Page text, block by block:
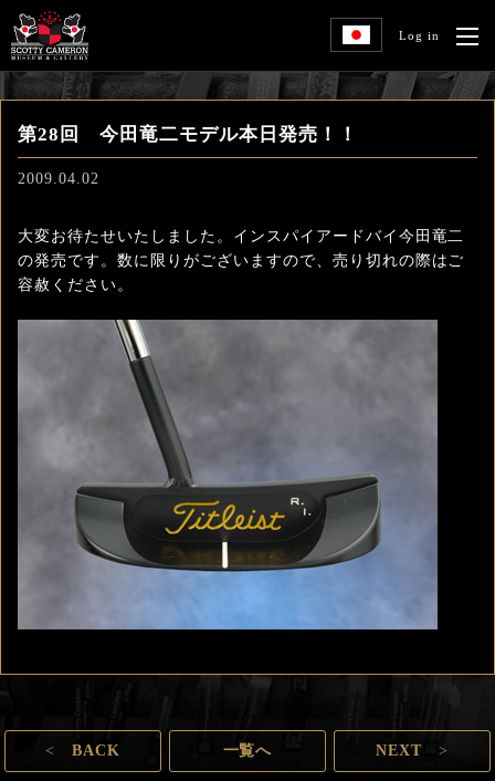
Log in
第28回 今田竜二モデル本日発売！！
2009.04.02
大変お待たせいたしました。インスパイアードバイ今田竜二
の発売です。数に限りがございますので、売り切れの際はご
容赦ください。
< BACK 一覧へ NEXT >